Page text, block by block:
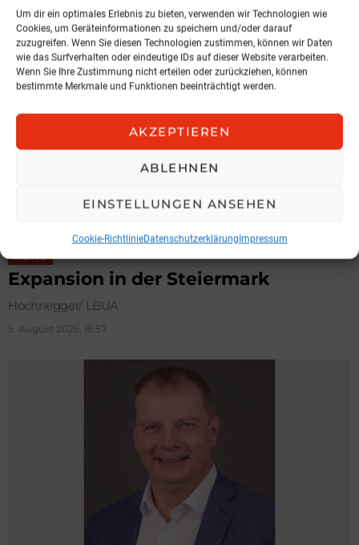
Um dir ein optimales Erlebnis zu bieten, verwenden wir Technologien wie
Cookies, um Geräteinformationen zu speichern und/oder darauf
zuzugreifen. Wenn Sie diesen Technologien zustimmen, können wir Daten
wie das Surfverhalten oder eindeutige IDs auf dieser Website verarbeiten.
Wenn Sie Ihre Zustimmung nicht erteilen oder zurückziehen, können
bestimmte Merkmale und Funktionen beeinträchtigt werden.
AKZEPTIEREN
ABLEHNEN
EINSTELLUNGEN ANSEHEN
Cookie-RichtlinieDatenschutzerklärungImpressum
MEHR AUS:NEWS
NEWS
Expansion in der Steiermark
Hochnegger/ LBUA
5. August 2026, 16:57